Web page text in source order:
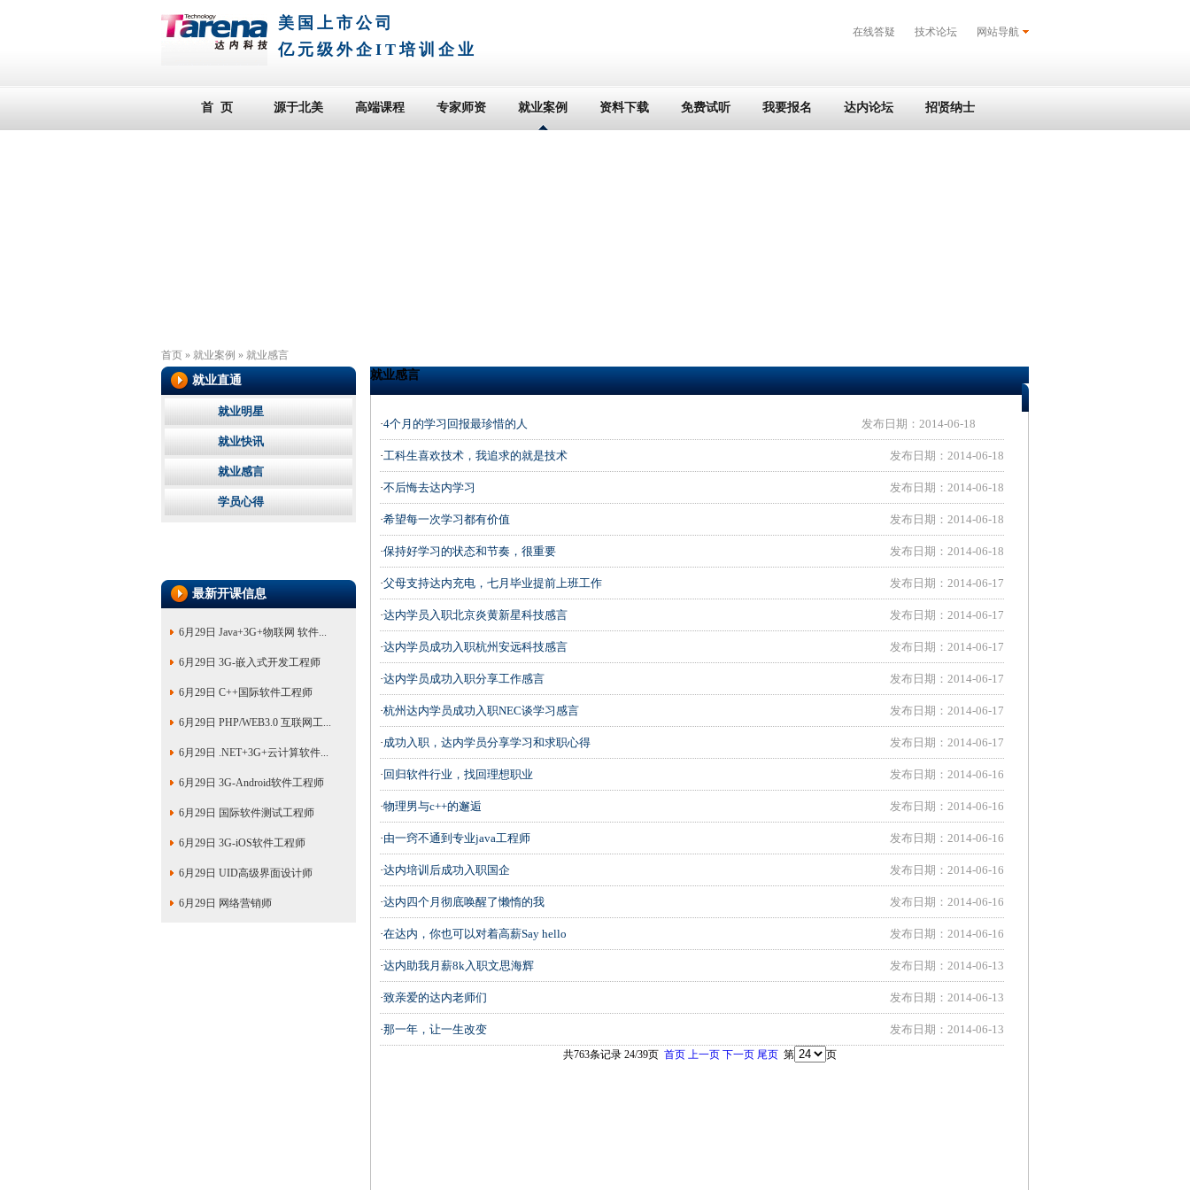
美国上市公司
亿元级外企IT培训企业
在线答疑 技术论坛 网站导航
首 页 源于北美 高端课程 专家师资 就业案例 资料下载 免费试听 我要报名 达内论坛 招贤纳士
首页 » 就业案例 » 就业感言
就业感言
发布日期：2014-06-18
·4个月的学习回报最珍惜的人
发布日期：2014-06-18
·工科生喜欢技术，我追求的就是技术
发布日期：2014-06-18
·不后悔去达内学习
发布日期：2014-06-18
·希望每一次学习都有价值
发布日期：2014-06-18
·保持好学习的状态和节奏，很重要
发布日期：2014-06-17
·父母支持达内充电，七月毕业提前上班工作
发布日期：2014-06-17
·达内学员入职北京炎黄新星科技感言
发布日期：2014-06-17
·达内学员成功入职杭州安远科技感言
发布日期：2014-06-17
·达内学员成功入职分享工作感言
发布日期：2014-06-17
·杭州达内学员成功入职NEC谈学习感言
发布日期：2014-06-17
·成功入职，达内学员分享学习和求职心得
发布日期：2014-06-16
· 回归软件行业，找回理想职业
发布日期：2014-06-16
·物理男与c++的邂逅
发布日期：2014-06-16
·由一窍不通到专业java工程师
发布日期：2014-06-16
·达内培训后成功入职国企
发布日期：2014-06-16
·达内四个月彻底唤醒了懒惰的我
发布日期：2014-06-16
·在达内，你也可以对着高薪Say hello
发布日期：2014-06-13
·达内助我月薪8k入职文思海辉
发布日期：2014-06-13
·致亲爱的达内老师们
发布日期：2014-06-13
·那一年，让一生改变
共763条记录 24/39页 首页 上一页 下一页 尾页第 页
就业直通
就业明星
就业快讯
就业感言
学员心得
最新开课信息
6月29日 Java+3G+物联网 软件...
6月29日 3G-嵌入式开发工程师
6月29日 C++国际软件工程师
6月29日 PHP/WEB3.0 互联网工...
6月29日 .NET+3G+云计算软件...
6月29日 3G-Android软件工程师
6月29日 国际软件测试工程师
6月29日 3G-iOS软件工程师
6月29日 UID高级界面设计师
6月29日 网络营销师